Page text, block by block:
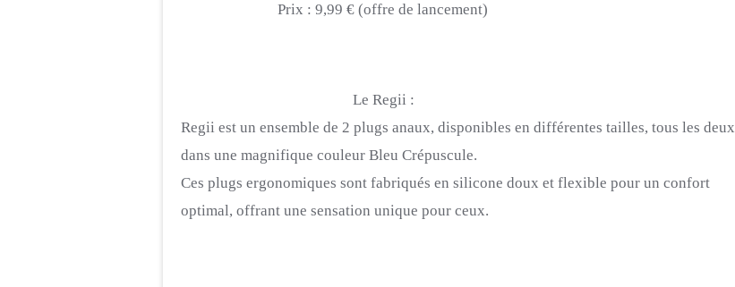
Prix : 9,99 € (offre de lancement)
Le Regii :
Regii est un ensemble de 2 plugs anaux, disponibles en différentes tailles, tous les deux
dans une magnifique couleur Bleu Crépuscule.
Ces plugs ergonomiques sont fabriqués en silicone doux et flexible pour un confort
optimal, offrant une sensation unique pour ceux.